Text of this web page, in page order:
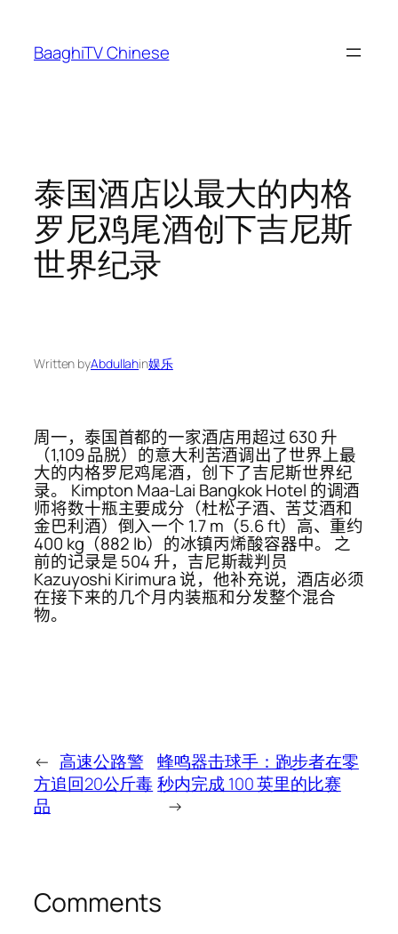
content
BaaghiTV Chinese
泰国酒店以最大的内格
罗尼鸡尾酒创下吉尼斯
世界纪录
Written byAbdullahin娱乐
周一，泰国首都的一家酒店用超过 630 升
（1,109 品脱）的意大利苦酒调出了世界上最
大的内格罗尼鸡尾酒，创下了吉尼斯世界纪
录。 Kimpton Maa-Lai Bangkok Hotel 的调酒
师将数十瓶主要成分（杜松子酒、苦艾酒和
金巴利酒）倒入一个 1.7 m（5.6 ft）高、重约
400 kg（882 lb）的冰镇丙烯酸容器中。 之
前的记录是 504 升，吉尼斯裁判员
Kazuyoshi Kirimura 说，他补充说，酒店必须
在接下来的几个月内装瓶和分发整个混合
物。
← 高速公路警
方追回20公斤毒
品
蜂鸣器击球手：跑步者在零
秒内完成 100 英里的比赛
→
Comments